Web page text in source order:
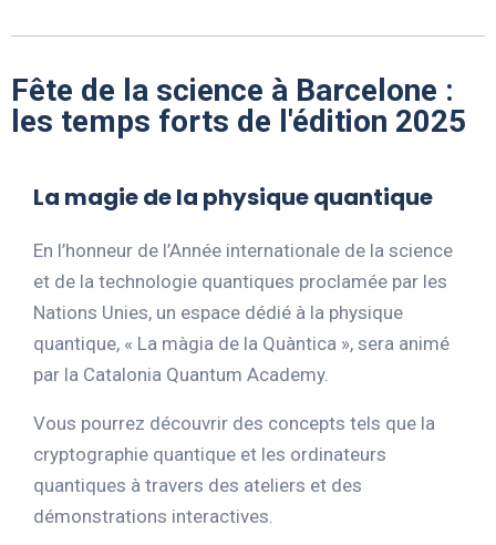
Fête de la science à Barcelone :
les temps forts de l'édition 2025
La magie de la physique quantique
En l’honneur de l’Année internationale de la science
et de la technologie quantiques proclamée par les
Nations Unies, un espace dédié à la physique
quantique, « La màgia de la Quàntica », sera animé
par la Catalonia Quantum Academy.
Vous pourrez découvrir des concepts tels que la
cryptographie quantique et les ordinateurs
quantiques à travers des ateliers et des
démonstrations interactives.